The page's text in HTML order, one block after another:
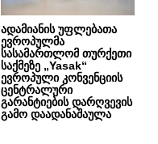
ადამიანის უფლებათა
ევროპულმა
სასამართლომ თურქეთი
საქმეზე „Yasak“
ევროპული კონვენციის
ცენტრალური
გარანტიების დარღვევის
გამო დაადანაშაულა